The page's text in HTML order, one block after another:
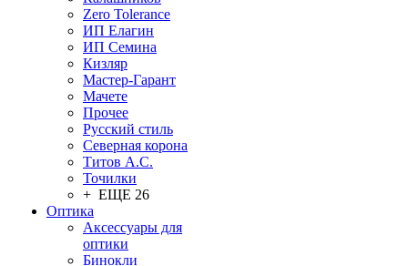
Zero Tolerance
ИП Елагин
ИП Семина
Кизляр
Мастер-Гарант
Мачете
Прочее
Русский стиль
Северная корона
Титов А.С.
Точилки
+ ЕЩЕ 26
Оптика
Аксессуары для
оптики
Бинокли